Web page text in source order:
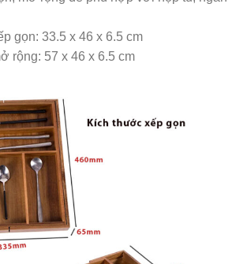
gọn: 33.5 x 46 x 6.5 cm
rộng: 57 x 46 x 6.5 cm